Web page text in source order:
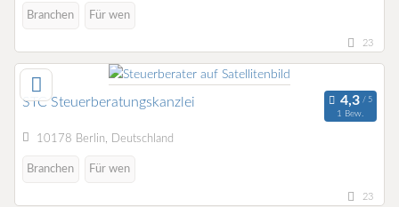
Branchen Für wen
23
STC Steuerberatungskanzlei
1 Bew.
10178 Berlin, Deutschland
Branchen Für wen
23